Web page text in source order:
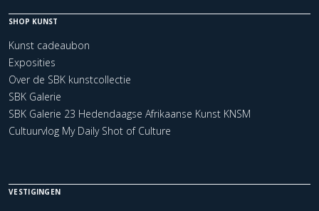
SHOP KUNST
Kunst cadeaubon
Exposities
Over de SBK kunstcollectie
SBK Galerie
SBK Galerie 23 Hedendaagse Afrikaanse Kunst KNSM
Cultuurvlog My Daily Shot of Culture
VESTIGINGEN